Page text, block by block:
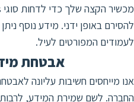
להסירם באופן ידני. מידע נוסף
לעמודים המפורטים לעיל.
אבטחת
אנו מייחסים חשיבות עליונה
החברה. לשם שמירת המידע, לרבות